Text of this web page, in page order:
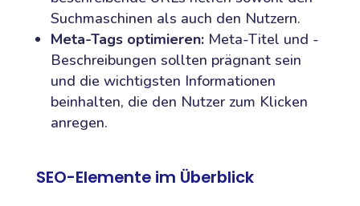
Suchmaschinen als auch den Nutzern.
Meta-Tags optimieren:Meta-Titel und -
Beschreibungen sollten prägnant sein
und die wichtigsten Informationen
beinhalten, die den Nutzer zum Klicken
anregen.
SEO-Elemente im Überblick